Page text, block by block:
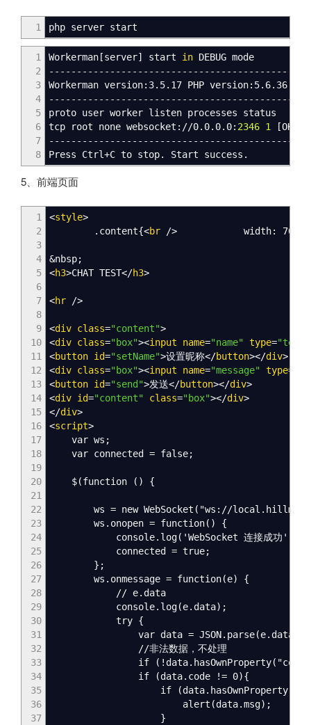
1 php server start
1
2
3
4
5
6
7
8
Workerman [server] start in DEBUG mode
-------------------------------------------
Workerman version:3.5.17 PHP version:5.6.36
--------------------------------------------
proto user worker listen processes status
tcp root none websocket: //0.0.0.0: 2346 1 [OK
Press Ctrl+C to stop. Start success.
5、前端页面
1
2
3
4
5
6
7
8
9
10
11
12
13
14
15
16
17
18
19
20
21
22
23
24
25
26
27
28
29
30
31
32
33
34
35
36
37
<style>
.content{<br /> width:
&nbsp;
<h3>CHAT TEST</h3>
<hr />
<div class="content">
<div class="box"><input name="name" type="text"
<button id="setName">设置昵称</button></div>
<div class="box"><input name="message" type=
<button id="send">发送</button></div>
<div id="content" class="box"></div>
</div>
<script>
var ws;
var connected = false;
$(function () {
ws = new WebSocket("ws://
ws.onopen = function() {
console.log('WebSocket 连接成功');
connected = true;
};
ws.onmessage = function(e) {
// e.data
console.log(e.data);
try {
var data = JSON.parse(e.data);
//非法数据，不处理
if
if (data.code != 0){
if
alert(data.msg);
}